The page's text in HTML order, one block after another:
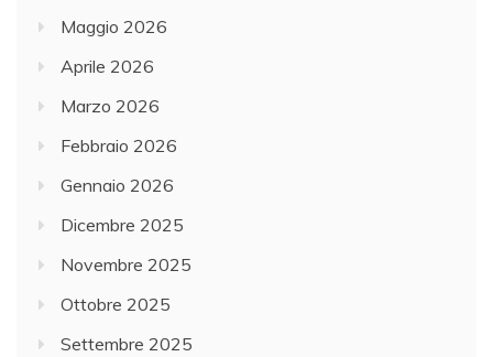
Maggio 2026
Aprile 2026
Marzo 2026
Febbraio 2026
Gennaio 2026
Dicembre 2025
Novembre 2025
Ottobre 2025
Settembre 2025